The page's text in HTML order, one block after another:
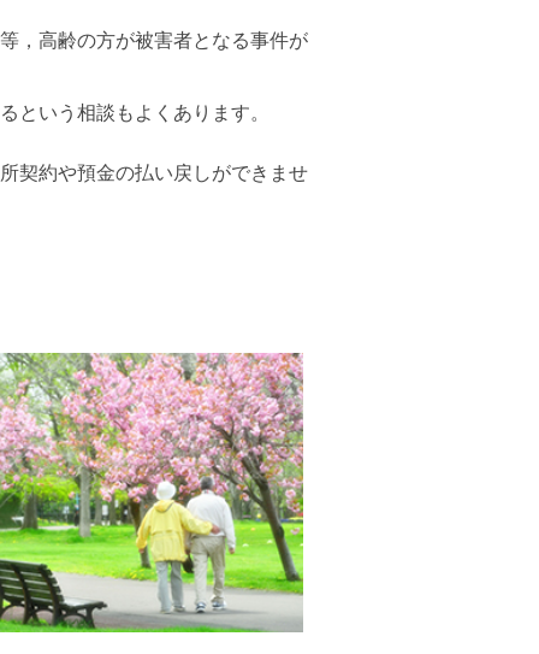
，高齢の方が被害者となる事件が
という相談もよくあります。
契約や預金の払い戻しができませ